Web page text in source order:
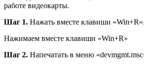
работе видеокарты.
Шаг 1. Нажать вместе клавиши «Win+R».
Нажимаем вместе клавиши «Win+R»
Шаг 2. Напечатать в меню